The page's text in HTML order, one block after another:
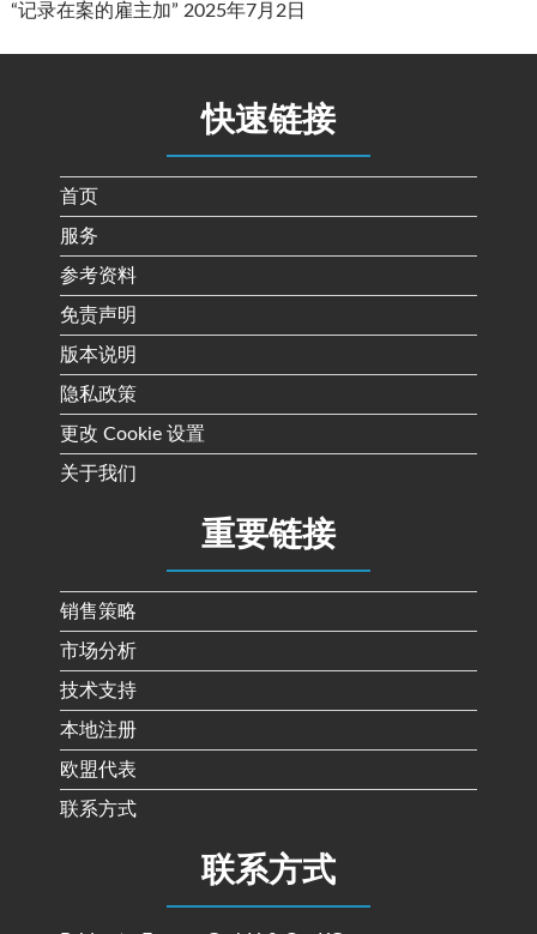
“记录在案的雇主加” 2025年7月2日
快速链接
首页
服务
参考资料
免责声明
版本说明
隐私政策
更改 Cookie 设置
关于我们
重要链接
销售策略
市场分析
技术支持
本地注册
欧盟代表
联系方式
联系方式